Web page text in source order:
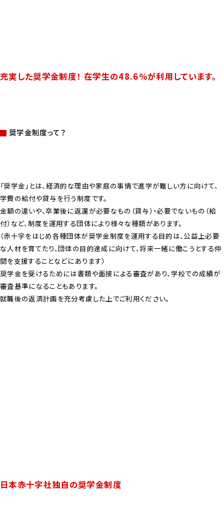
充実した奨学金制度！ 在学生の48.6％が利用しています。
奨学金制度って？
「奨学金」とは、経済的な理由や家庭の事情で進学が難しい方に向けて、
学費の給付や貸与を行う制度です。
金額の違いや、卒業後に返還が必要なもの（貸与）・必要でないもの（給
付）など、制度を運用する団体により様々な種類があります。
（赤十字をはじめ各種団体が奨学金制度を運用する目的は、公益上必要
な人材を育てたり、団体の目的達成に向けて、将来一緒に働こうとする仲
間を支援することなどにあります）
奨学金を受けるためには書類や面接による審査があり、学校での成績が
審査基準になることもあります。
就職後の返済計画を充分考慮した上でご利用ください。
日本赤十字社独自の奨学金制度